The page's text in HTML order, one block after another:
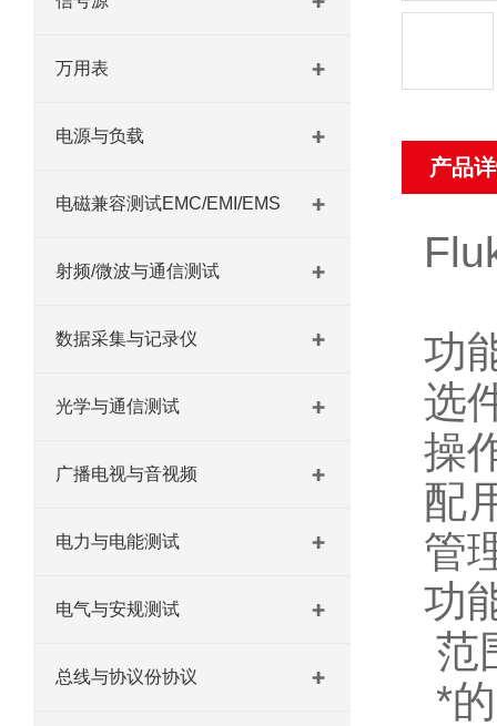
万用表
电源与负载
电磁兼容测试EMC/EMI/EMS
射频/微波与通信测试
数据采集与记录仪
光学与通信测试
广播电视与音视频
电力与电能测试
电气与安规测试
总线与协议份协议
产品
功
选
操
配
管
功
范
*